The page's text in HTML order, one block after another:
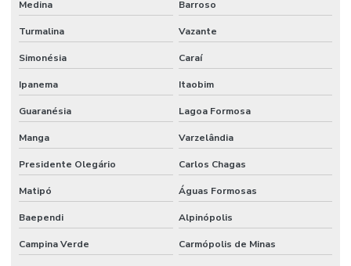
Medina Barroso
Turmalina Vazante
Simonésia Caraí
Ipanema Itaobim
Guaranésia Lagoa Formosa
Manga Varzelândia
Presidente Olegário Carlos Chagas
Matipó Águas Formosas
Baependi Alpinópolis
Campina Verde Carmópolis de Minas